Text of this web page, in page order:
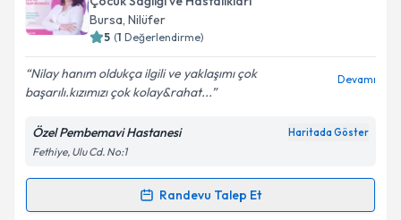
takvim hazırlandığında e-posta ile bilgilendireceğiz.
Kişisel verilerimin işlenmesine ilişkin
Aydınlatma
Metni'ni okudum ve kişisel verilerimin belirtilen
kapsamda işlenmesini kabul ediyorum.
Bursa, Nilüfer
5 (1 Değerlendirme)
Nilay hanım oldukça ilgili ve yaklaşımı çok
başarılı.kızımızı çok kolay&rahat...
Devamı
Özel Pembemavi Hastanesi Haritada Göster
Fethiye, Ulu Cd. No:1
Randevu Talep Et
Randevu Takvimi Talebi